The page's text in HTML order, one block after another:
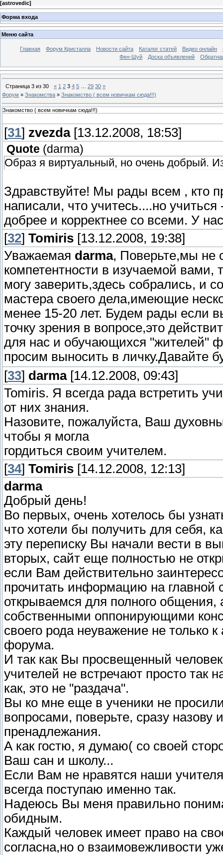
[astrovedic]
Форма входа
Меню сайта
Главная Форум Кристалла Новости сайта Каталог статей Видео онлайн
Фен-Шуй
Доска объявлений
Страница 3 из 30 « 1 2 3 4 5 29 30 »
Форум » Знакомства » Знакомство ( всем новичкам сюда!!!)
Знакомство ( всем новичкам сюда!!!)
[31] zvezda[13.12.2008, 18:53]
Quote (darma)
Образ я виртуальный, но очень добрый.
Здравствуйте! Мы рады всем , кто
написали, что учитесь....но
добрее и корректнее со всеми. У
[32] Tomiris [13.12.2008, 19:38]
Уважаемая darma, Поверьте,мы не
компетентности в изучаемой вами,
могу заверить,здесь собрались, и
мастера своего дела,имеющие
менее 15-20 лет. Будем рады если
точку зрения в вопросе,это
для нас и обучающихся "жителей"
просим выносить в личку.Давайте
[33] darma[14.12.2008, 09:43]
Tomiris. Я всегда рада встретить
от них знания.
Назовите, пожалуйста, Ваш
чтобы я могла
гордиться своим учителем.
[34] Tomiris [14.12.2008, 12:13]
darma
Добрый день!
Во первых, очень хотелось бы
что хотели бы получить для себя,
эту переписку Вы начали вести в
вторых, сайт еще полностью не
если Вам действительно
прочитать информацию на главной
открываемся для полного общения,
собственными оппонирующими
своего рода неуважение не только
форума.
И так как Вы просвещенный
учителей не встречают просто так
как, это не "раздача".
Вы ко мне еще в ученики не
вопросами, поверьте, сразу
пренадлежания.
А как гостю, я думаю( со своей
Ваш сан и школу...
Если Вам не нравятся наши
всегда поступаю именно так.
Надеюсь Вы меня правильно
обидным.
Каждый человек имеет право на
согласна,но о взаимовежливости